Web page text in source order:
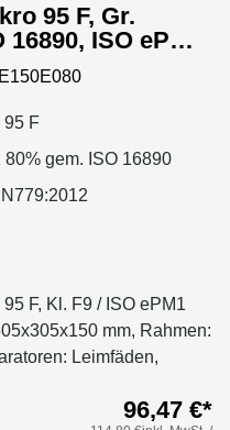
95 F, Gr.
ISO ePM1
einseitig,
95 F
80% gem. ISO 16890
F, Kl. F9 / ISO ePM1
mm, Rahmen:
Leimfäden,
96,47 €*